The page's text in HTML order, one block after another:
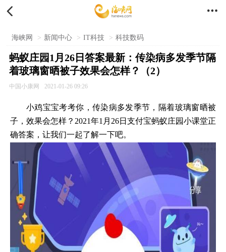
 
海峡网 > 新闻中心 > IT科技 > 科技数码
蚂蚁庄园1月26日答案最新：传染病多发季节隔
着玻璃窗晒被子效果会怎样？（2）
中国小康网 2021-01-26 09:26
小鸡宝宝考考你，传染病多发季节，隔着玻璃窗晒被
子，效果会怎样？2021年1月26日支付宝蚂蚁庄园小课堂正
确答案，让我们一起了解一下吧。